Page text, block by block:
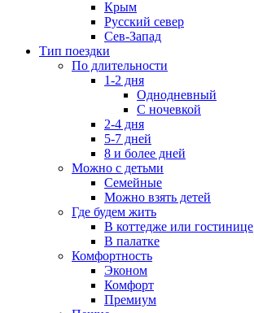
Крым
Русский север
Сев-Запад
Тип поездки
По длительности
1-2 дня
Однодневный
С ночевкой
2-4 дня
5-7 дней
8 и более дней
Можно с детьми
Семейные
Можно взять детей
Где будем жить
В коттедже или гостинице
В палатке
Комфортность
Эконом
Комфорт
Премиум